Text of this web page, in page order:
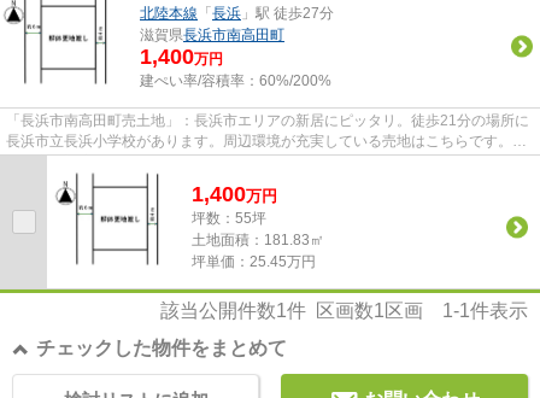
北陸本線 「 長浜 」駅 徒歩27分
滋賀県長浜市南高田町
1,400万円
建ぺい率/容積率： 60%/200%
「長浜市南高田町売土地」：長浜市エリアの新居にピッタリ。徒歩21分の場所に
長浜市立長浜小学校があります。周辺環境が充実している売地はこちらです。親
1,400万円
坪数：55坪
土地面積：181.83㎡
坪単価：25.45万円
該当公開件数1件 区画数1区画 1-1件表示
チェックした物件をまとめて